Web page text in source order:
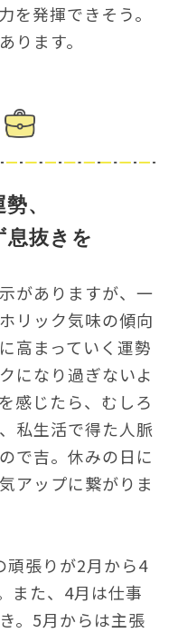
を発揮できそう。
ります。
、
息抜きを
がありますが、一
リック気味の傾向
高まっていく運勢
になり過ぎないよ
感じたら、むしろ
私生活で得た人脈
で吉。休みの日に
アップに繋がりま
頑張りが2月から4
また、4月は仕事
。5月からは主張